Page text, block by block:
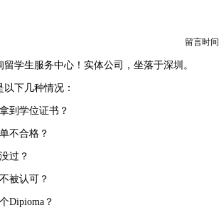
留言时
留学生服务中心！实体公司，坐落于深圳。
以下几种情况：
到学位证书？
不合格？
过？
被认可？
Dipioma？